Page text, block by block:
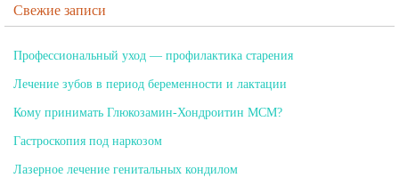
Свежие записи
Профессиональный уход — профилактика старения
Лечение зубов в период беременности и лактации
Кому принимать Глюкозамин-Хондроитин МСМ?
Гастроскопия под наркозом
Лазерное лечение генитальных кондилом